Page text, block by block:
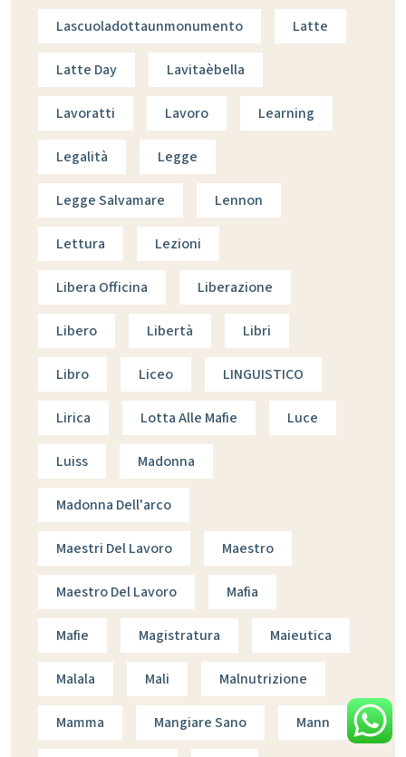
Lascuoladottaunmonumento Latte
Latte Day Lavitaèbella
Lavoratti Lavoro Learning
Legalità Legge
Legge Salvamare Lennon
Lettura Lezioni
Libera Officina Liberazione
Libero Libertà Libri
Libro Liceo LINGUISTICO
Lirica Lotta Alle Mafie Luce
Luiss Madonna
Madonna Dell'arco
Maestri Del Lavoro Maestro
Maestro Del Lavoro Mafia
Mafie Magistratura Maieutica
Malala Mali Malnutrizione
Mamma Mangiare Sano Mann